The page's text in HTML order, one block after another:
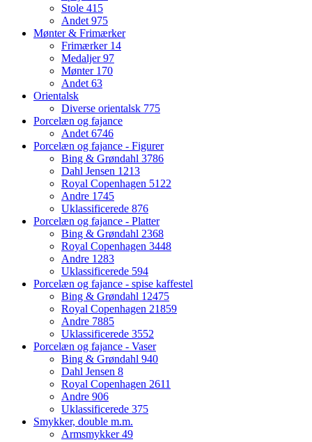
Stole 415
Andet975
Mønter & Frimærker
Frimærker 14
Medaljer97
Mønter 170
Andet63
Orientalsk
Diverse orientalsk 775
Porcelæn og fajance
Andet6746
Porcelæn og fajance - Figurer
Bing & Grøndahl 3786
Dahl Jensen 1213
Royal Copenhagen 5122
Andre 1745
Uklassificerede 876
Porcelæn og fajance - Platter
Bing & Grøndahl 2368
Royal Copenhagen 3448
Andre 1283
Uklassificerede 594
Porcelæn og fajance - spise kaffestel
Bing & Grøndahl 12475
Royal Copenhagen 21859
Andre 7885
Uklassificerede 3552
Porcelæn og fajance - Vaser
Bing & Grøndahl 940
Dahl Jensen 8
Royal Copenhagen 2611
Andre 906
Uklassificerede 375
Smykker, double m.m.
Armsmykker49